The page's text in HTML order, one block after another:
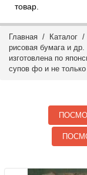
товар.
Главная / Каталог /
рисовая бумага и др.
изготовлена по
супов фо и не